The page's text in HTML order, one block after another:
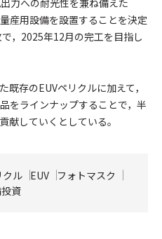
力への耐光性を兼ね備えた
産用設備を設置することを決定
，2025年12月の完工を目指し
存のEUVペリクルに加えて，
をラインナップすることで，半
献していくとしている。
クル EUV
フォトマスク
資